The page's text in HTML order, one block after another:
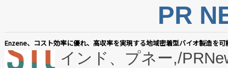
PR
Enzene、コスト効率に優れ、高収率を実現する地域密着型バイオ製造を
インド、プネー,/